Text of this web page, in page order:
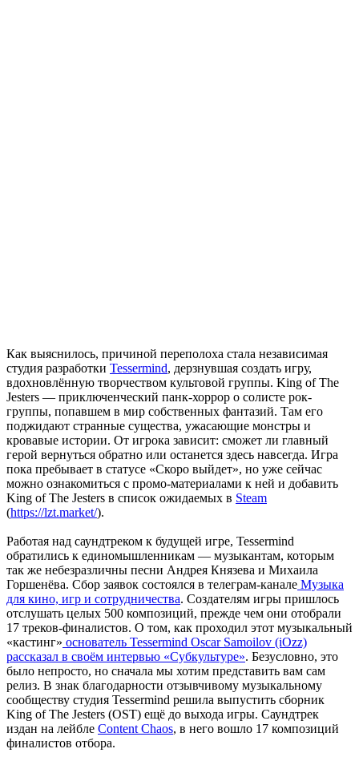
Как выяснилось, причиной переполоха стала независимая
студия разработки Tessermind, дерзнувшая создать игру,
вдохновлённую творчеством культовой группы. King of The
Jesters — приключенческий панк-хоррор о солисте рок-
группы, попавшем в мир собственных фантазий. Там его
поджидают странные существа, ужасающие монстры и
кровавые истории. От игрока зависит: сможет ли главный
герой вернуться обратно или останется здесь навсегда. Игра
пока пребывает в статусе «Скоро выйдет», но уже сейчас
можно ознакомиться с промо-материалами к ней и добавить
King of The Jesters в список ожидаемых в Steam
(https://lzt.market/).
Работая над саундтреком к будущей игре, Tessermind
обратились к единомышленникам — музыкантам, которым
так же небезразличны песни Андрея Князева и Михаила
Горшенёва. Сбор заявок состоялся в телеграм-канале Музыка
для кино, игр и сотрудничества. Создателям игры пришлось
отслушать целых 500 композиций, прежде чем они отобрали
17 треков-финалистов. О том, как проходил этот музыкальный
«кастинг» основатель Tessermind Oscar Samoilov (iOzz)
рассказал в своём интервью «Субкультуре». Безусловно, это
было непросто, но сначала мы хотим представить вам сам
релиз. В знак благодарности отзывчивому музыкальному
сообществу студия Tessermind решила выпустить сборник
King of The Jesters (OST) ещё до выхода игры. Саундтрек
издан на лейбле Content Chaos, в него вошло 17 композиций
финалистов отбора.